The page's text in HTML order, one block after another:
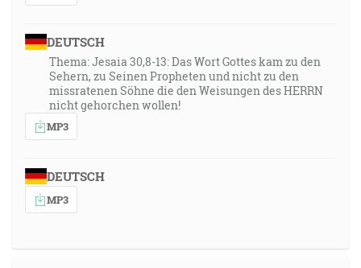
DEUTSCH
Thema: Jesaia 30,8-13: Das Wort Gottes kam zu den
Sehern, zu Seinen Propheten und nicht zu den
missratenen Söhne die den Weisungen des HERRN
nicht gehorchen wollen!
MP3
DEUTSCH
MP3